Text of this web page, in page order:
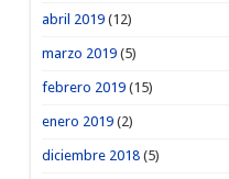
abril 2019(12)
marzo 2019(5)
febrero 2019(15)
enero 2019(2)
diciembre 2018(5)